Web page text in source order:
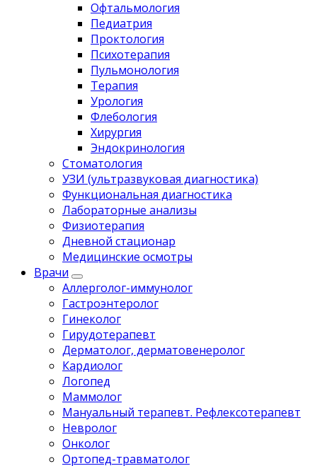
Офтальмология
Педиатрия
Проктология
Психотерапия
Пульмонология
Терапия
Урология
Флебология
Хирургия
Эндокринология
Стоматология
УЗИ (ультразвуковая диагностика)
Функциональная диагностика
Лабораторные анализы
Физиотерапия
Дневной стационар
Медицинские осмотры
Врачи
Аллерголог-иммунолог
Гастроэнтеролог
Гинеколог
Гирудотерапевт
Дерматолог, дерматовенеролог
Кардиолог
Логопед
Маммолог
Мануальный терапевт. Рефлексотерапевт
Невролог
Онколог
Ортопед-травматолог